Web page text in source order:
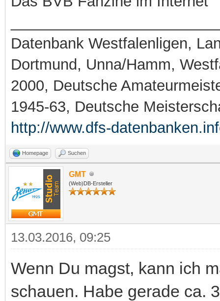
Datenbank Westfalenligen,
Dortmund, Unna/Hamm,
2000, Deutsche
1945-63, Deutsche
http://www.dfs-
Homepage Suchen
GMT
(Web)DB-Ersteller
13.03.2016, 09:25
Wenn Du magst, kann ich
schauen. Habe gerade ca.